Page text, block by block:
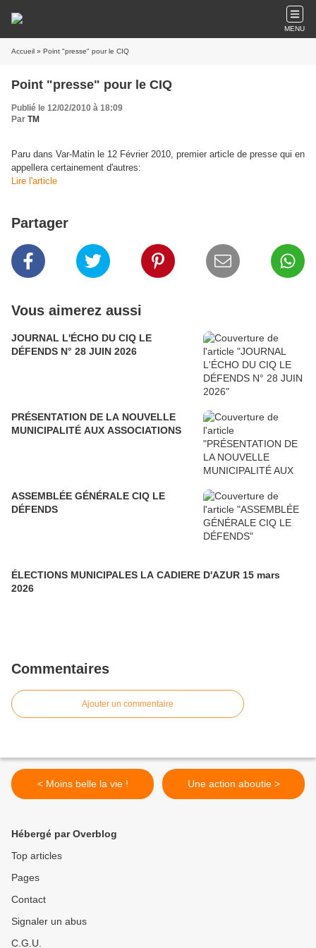
MENU
Accueil » Point "presse" pour le CIQ
Point "presse" pour le CIQ
Publié le 12/02/2010 à 18:09
Par TM
Paru dans Var-Matin le 12 Février 2010, premier article de presse qui en
appellera certainement d'autres:
Lire l'article
Partager
Vous aimerez aussi
JOURNAL L'ÉCHO DU CIQ LE
DÉFENDS N° 28 JUIN 2026
PRÉSENTATION DE LA NOUVELLE
MUNICIPALITÉ AUX ASSOCIATIONS
ASSEMBLÉE GÉNÉRALE CIQ LE
DÉFENDS
ÉLECTIONS MUNICIPALES LA CADIERE D'AZUR 15 mars
2026
Commentaires
Ajouter un commentaire
< Moins belle la vie ! Une action aboutie >
Hébergé par Overblog
Top articles
Pages
Contact
Signaler un abus
C.G.U.